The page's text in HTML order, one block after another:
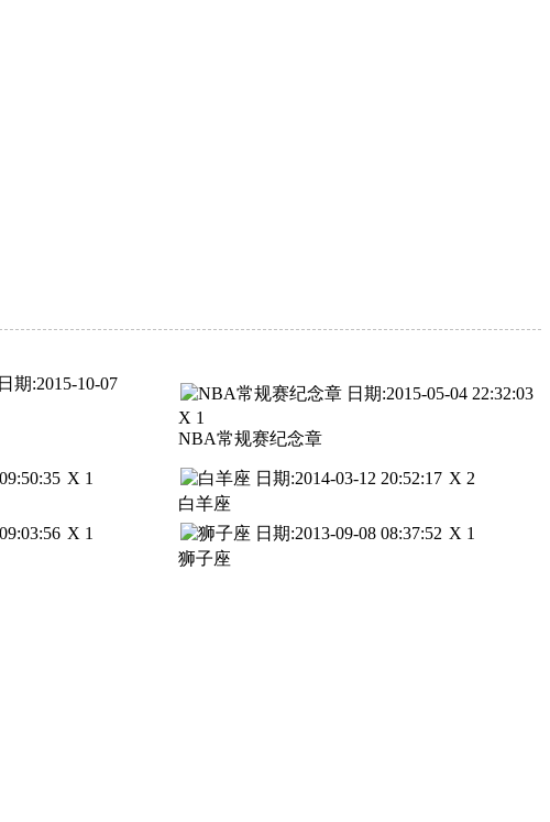
X 1
NBA常规赛纪念章
X 1
X 2
白羊座
X 1
X 1
狮子座